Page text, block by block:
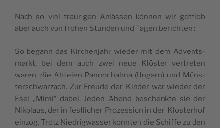
Nach so viel trau­ri­gen Anläs­sen kön­nen wir got­tlob
aber auch von fro­hen Stun­den und Tagen berichten :
So begann das Kir­chen­jahr wie­der mit dem Advents­
markt, bei dem auch zwei neue Klös­ter ver­tre­ten
waren, die Abteien Pan­non­hal­ma (Ungarn) und Müns­
ter­sch­war­zach. Zur Freude der Kin­der war wie­der der
Esel „Mimi“ dabei. Jeden Abend bes­chenkte sie der
Niko­laus, der in fest­li­cher Pro­zes­sion in den Klos­te­rhof
ein­zog. Trotz Nie­drig­was­ser konn­ten die Schiffe zu den